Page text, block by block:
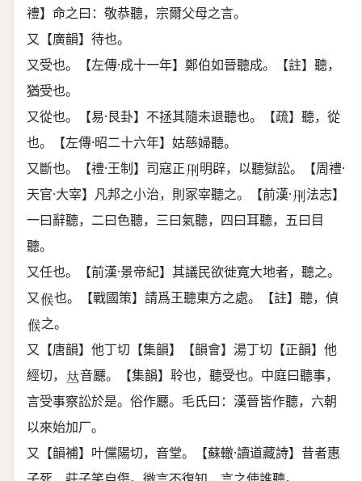
禮】命之曰：敬恭聽，宗爾父母之言。
又【廣韻】待也。
又受也。【左傳·成十一年】鄭伯如晉聽成。【註】聽，
猶受也。
又從也。【易·艮卦】不拯其隨未退聽也。【疏】聽，從
也。【左傳·昭二十六年】姑慈婦聽。
又斷也。【禮·王制】司寇正𠛬明辟，以聽獄訟。【周禮·
天官·大宰】凡邦之小治，則冢宰聽之。【前漢·𠛬法志】
一曰辭聽，二曰色聽，三曰氣聽，四曰耳聽，五曰目
聽。
又任也。【前漢·景帝紀】其議民欲徙寬大地者，聽之。
又𠋫 也。【戰國策】請爲王聽東方之處。【註】聽，偵
𠋫 之。
又【唐韻】他丁切【集韻】【韻會】湯丁切【正韻】他
經切， 𠀤音㕔。【集韻】聆也，聽受也。中庭曰聽事，
言受事察訟於是。俗作㕔。毛氏曰：漢晉皆作聽，六朝
以來始加厂。
又【韻補】叶儻陽切，音堂。【蘇轍·讀道藏詩】昔者惠